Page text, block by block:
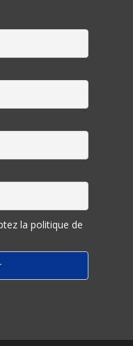
la politique de